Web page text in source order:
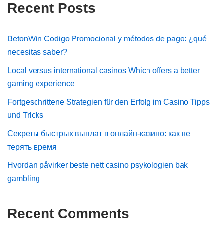
Recent Posts
BetonWin Codigo Promocional y métodos de pago: ¿qué
necesitas saber?
Local versus international casinos Which offers a better
gaming experience
Fortgeschrittene Strategien für den Erfolg im Casino Tipps
und Tricks
Секреты быстрых выплат в онлайн-казино: как не
терять время
Hvordan påvirker beste nett casino psykologien bak
gambling
Recent Comments